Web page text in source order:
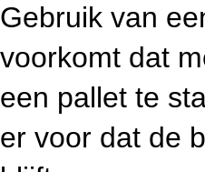
Gebruik van
voorkomt dat
een pallet te
er voor dat de